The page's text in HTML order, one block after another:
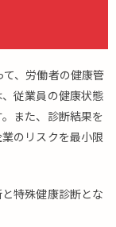
て、労働者の健康管
従業員の健康状態
また、診断結果を
のリスクを最小限
特殊健康診断とな